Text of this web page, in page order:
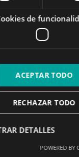
más
o volver
en una
de
ACEPTAR TODO
RECHAZAR TODO
DETALLES
POWERED BY